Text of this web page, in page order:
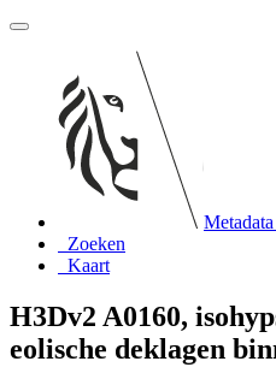
Zoeken
Kaart
H3Dv2 A0160,
eolische deklagen